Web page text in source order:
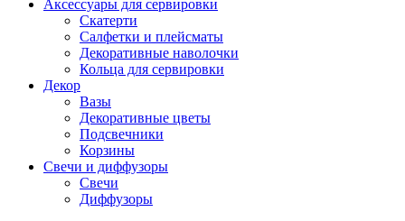
Аксессуары для сервировки
Скатерти
Cалфетки и плейсматы
Декоративные наволочки
Кольца для сервировки
Декор
Вазы
Декоративные цветы
Подсвечники
Корзины
Свечи и диффузоры
Свечи
Диффузоры